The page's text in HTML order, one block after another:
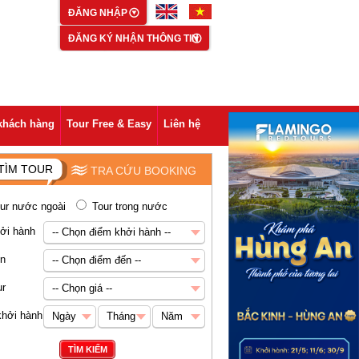
ĐĂNG NHẬP
ĐĂNG KÝ NHẬN THÔNG TIN
hàng Tour Free & Easy Liên hệ
TOUR TRA CỨU BOOKING
nước ngoài Tour trong nước
hành
-- Chọn điểm khởi hành --
-- Chọn điểm khởi hành --
Hà Nội
-- Chọn điểm đến --
-- Chọn điểm đến --
Châu Á
Abu Dhabi
Ai Cập
-- Chọn giá --
-- Chọn giá --
hành
Ngày
Ngày
Tháng
Tháng
Năm
TÌM KIẾM